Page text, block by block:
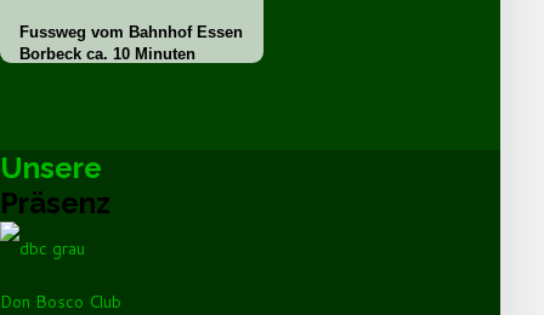
Fussweg vom Bahnhof Essen
Borbeck ca. 10 Minuten
Unsere
Präsenz
Don Bosco Club